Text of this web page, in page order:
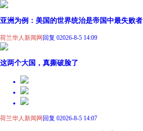
亚洲为例：美国的世界统治是帝国中最失败者
荷兰华人新闻网 回复 02026-8-5 14:09
这两个大国，真撕破脸了
荷兰华人新闻网 回复 02026-8-5 14:07